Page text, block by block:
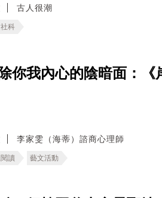
古人很潮
科
你我內心的陰暗面：《
李家雯（海蒂）諮商心理師
讀 藝文活動